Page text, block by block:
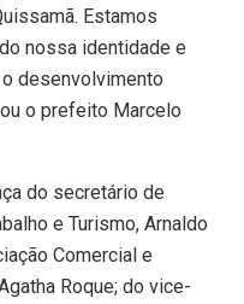
Estamos
nossa identidade e
desenvolvimento
o prefeito Marcelo
do secretário de
e Turismo, Arnaldo
Comercial e
Roque; do vice-